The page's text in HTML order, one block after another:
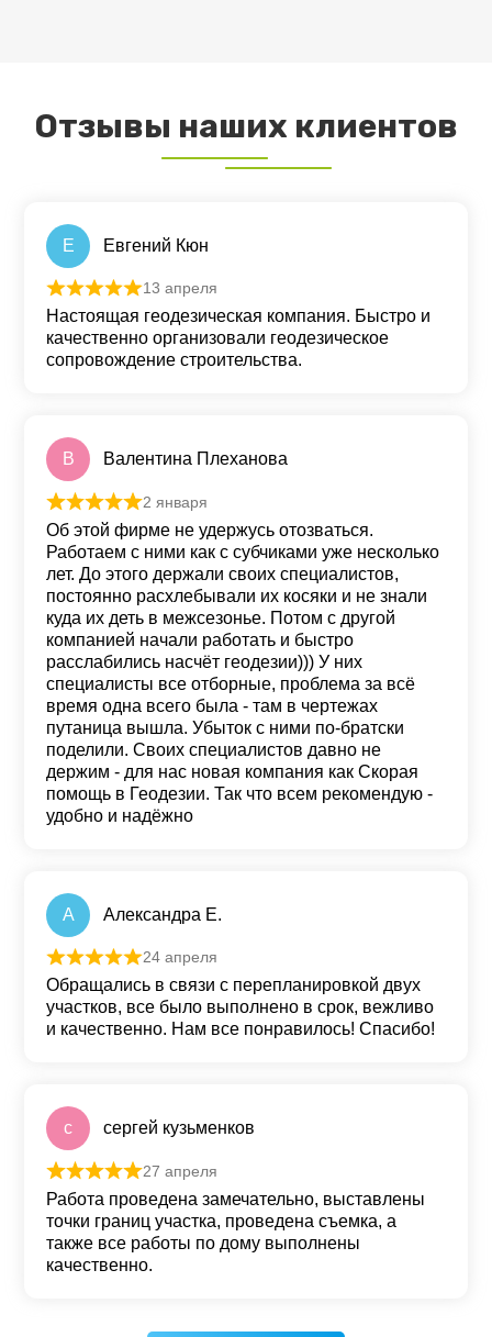
Отзывы наших клиентов
Е Евгений Кюн
Оценка из 5
13 апреля
Настоящая геодезическая компания. Быстро и
качественно организовали геодезическое
сопровождение строительства.
В Валентина Плеханова
Оценка 5из 5
2 января
Об этой фирме не удержусь отозваться.
Работаем с ними как с субчиками уже несколько
лет. До этого держали своих специалистов,
постоянно расхлебывали их косяки и не знали
куда их деть в межсезонье. Потом с другой
компанией начали работать и быстро
расслабились насчёт геодезии))) У них
специалисты все отборные, проблема за всё
время одна всего была - там в чертежах
путаница вышла. Убыток с ними по-братски
поделили. Своих специалистов давно не
держим - для нас новая компания как Скорая
помощь в Геодезии. Так что всем рекомендую -
удобно и надёжно
А Александра Е.
Оценка из 5
24 апреля
Обращались в связи с перепланировкой двух
участков, все было выполнено в срок, вежливо
и качественно. Нам все понравилось! Спасибо!
с сергей кузьменков
Оценка5 из 5
27 апреля
Работа проведена замечательно, выставлены
точки границ участка, проведена съемка, а
также все работы по дому выполнены
качественно.